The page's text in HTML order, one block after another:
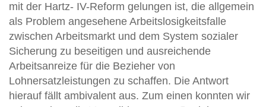
mit der Hartz- IV-Reform gelungen ist, die allgemein
als Problem angesehene Arbeitslosigkeitsfalle
zwischen Arbeitsmarkt und dem System sozialer
Sicherung zu beseitigen und ausreichende
Arbeitsanreize für die Bezieher von
Lohnersatzleistungen zu schaffen. Die Antwort
hierauf fällt ambivalent aus. Zum einen konnten wir